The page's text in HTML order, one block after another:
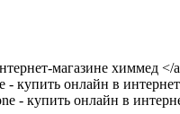
магазине химмед </
- купить онлайн в
- купить онлайн в